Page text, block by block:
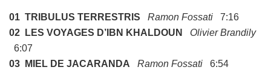
01 TRIBULUS TERRESTRIS Ramon Fossati 7:16
02 LES VOYAGES D’IBN KHALDOUN
Olivier Brandily
6:07
03 MIEL DE JACARANDA
Ramon Fossati 6:54